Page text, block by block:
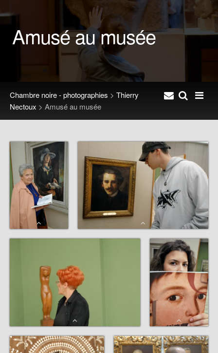
Amusé au musée
Chambre noire - photographies > Thierry
Nectoux > Amusé au musée